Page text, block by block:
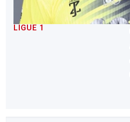
LIGUE 1